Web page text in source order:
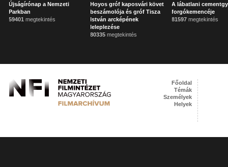
Újságírónap a Nemzeti
Parkban
59401 megtekintés
Hoyos gróf kaposvári követ
beszámolója és gróf Tisza
István arcképének
leleplezése
80335 megtekintés
A lábatlani
forgókemencéje
81597 megtekintés
Főoldal
Témák
Személyek
Helyek